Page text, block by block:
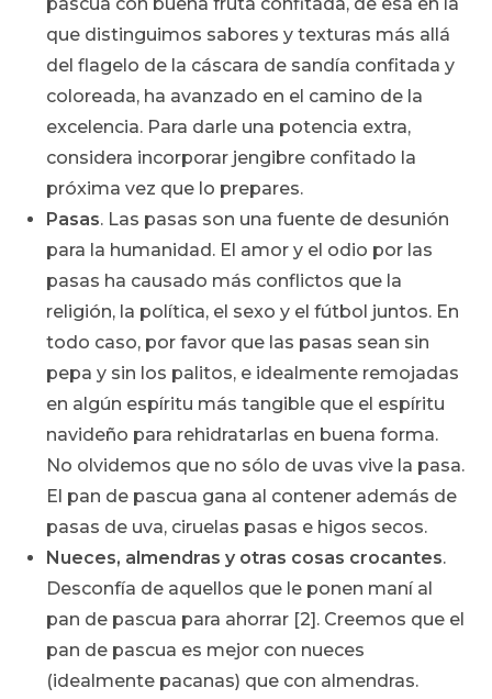
que distinguimos sabores y texturas más allá
del flagelo de la cáscara de sandía confitada y
coloreada, ha avanzado en el camino de la
excelencia. Para darle una potencia extra,
considera incorporar jengibre confitado la
próxima vez que lo prepares.
Pasas. Las pasas son una fuente de desunión
para la humanidad. El amor y el odio por las
pasas ha causado más conflictos que la
religión, la política, el sexo y el fútbol juntos. En
todo caso, por favor que las pasas sean sin
pepa y sin los palitos, e idealmente remojadas
en algún espíritu más tangible que el espíritu
navideño para rehidratarlas en buena forma.
No olvidemos que no sólo de uvas vive la pasa.
El pan de pascua gana al contener además de
pasas de uva, ciruelas pasas e higos secos.
Nueces, almendras y otras cosas crocantes.
Desconfía de aquellos que le ponen maní al
pan de pascua para ahorrar [2]. Creemos que el
pan de pascua es mejor con nueces
(idealmente pacanas) que con almendras.